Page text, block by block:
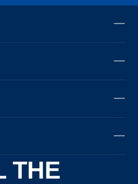
THE